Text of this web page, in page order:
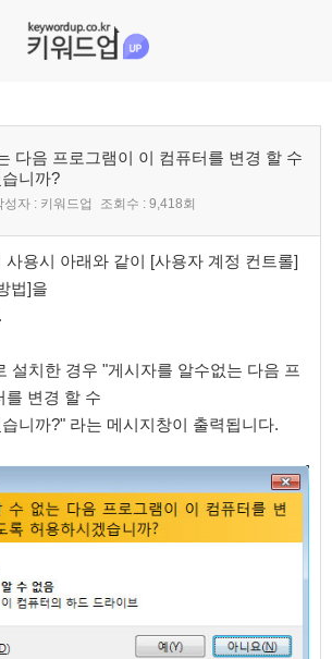
다음 프로그램이 이 컴퓨터를 변경 할 수
니까?
성자 : 키워드업 조회수 : 9,418회
사용시 아래와 같이 [사용자 계정 컨트롤]
법]을
설치한 경우 "게시자를 알수없는 다음 프
를 변경 할 수
니까?" 라는 메시지창이 출력됩니다.